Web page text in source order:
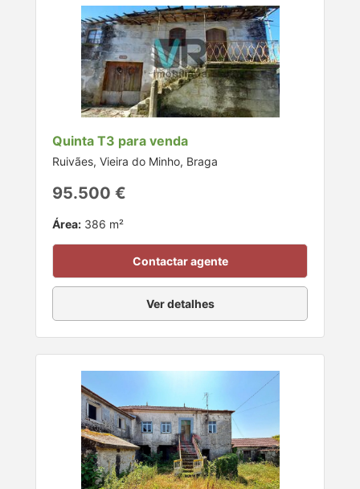
Quinta T3 para venda
Ruivães, Vieira do Minho, Braga
95.500 €
Área: 386 m²
Contactar agente
Ver detalhes